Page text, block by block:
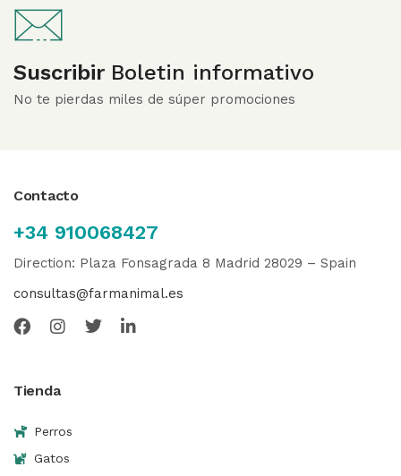
Suscribir Boletin informativo
No te pierdas miles de súper promociones
Contacto
+34 910068427
Direction: Plaza Fonsagrada 8 Madrid 28029 – Spain
consultas@farmanimal.es
Tienda
Perros
Gatos